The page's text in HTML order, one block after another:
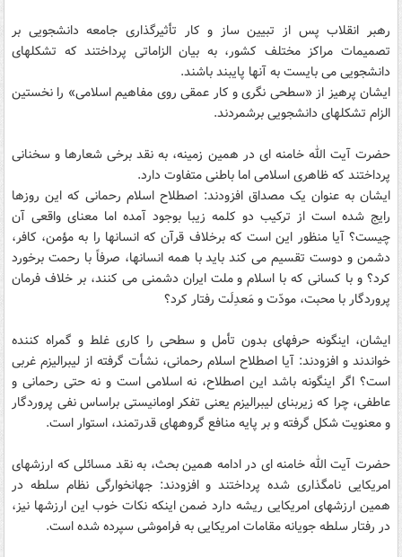
رهبر انقلاب پس از تبیین ساز و کار تأثیرگذاری جامعه دانشجویی بر
تصمیمات مراکز مختلف کشور، به بیان الزاماتی پرداختند که تشکلهای
دانشجویی می بایست به آنها پایبند باشند.
ایشان پرهیز از «سطحی نگری و کار عمقی روی مفاهیم اسلامی» را نخستین
الزام تشکلهای دانشجویی برشمردند.
حضرت آیت الله خامنه ای در همین زمینه، به نقد برخی شعارها و سخنانی
پرداختند که ظاهری اسلامی اما باطنی متفاوت دارد.
ایشان به عنوان یک مصداق افزودند: اصطلاح اسلام رحمانی که این روزها
رایج شده است از ترکیب دو کلمه زیبا بوجود آمده اما معنای واقعی آن
چیست؟ آیا منظور این است که برخلاف قرآن که انسانها را به مؤمن، کافر،
دشمن و دوست تقسیم می کند باید با همه انسانها، صرفاً با رحمت برخورد
کرد؟ و با کسانی که با اسلام و ملت ایران دشمنی می کنند، بر خلاف فرمان
پروردگار با محبت، مودّت و مَعدِلَت رفتار کرد؟
ایشان، اینگونه حرفهای بدون تأمل و سطحی را کاری غلط و گمراه کننده
خواندند و افزودند: آیا اصطلاح اسلام رحمانی، نشأت گرفته از لیبرالیزم غربی
است؟ اگر اینگونه باشد این اصطلاح، نه اسلامی است و نه حتی رحمانی و
عاطفی، چرا که زیربنای لیبرالیزم یعنی تفکر اومانیستی براساس نفی پروردگار
و معنویت شکل گرفته و بر پایه منافع گروههای قدرتمند، استوار است.
حضرت آیت الله خامنه ای در ادامه همین بحث، به نقد مسائلی که ارزشهای
امریکایی نامگذاری شده پرداختند و افزودند: جهانخوارگی نظام سلطه در
همین ارزشهای امریکایی ریشه دارد ضمن اینکه نکات خوب این ارزشها نیز،
در رفتار سلطه جویانه مقامات امریکایی به فراموشی سپرده شده است.